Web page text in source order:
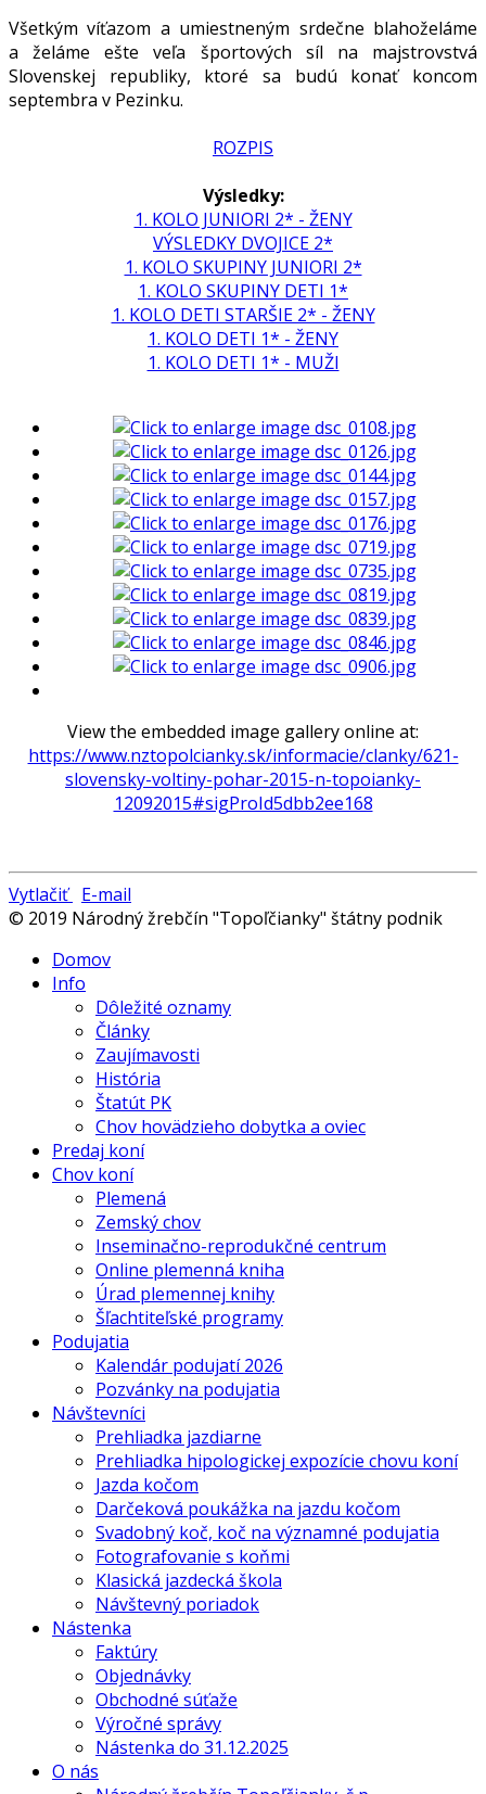
Všetkým víťazom a umiestneným srdečne blahoželáme
a želáme ešte veľa športových síl na majstrovstvá
Slovenskej republiky, ktoré sa budú konať koncom
septembra v Pezinku.
ROZPIS
Výsledky:
1. KOLO JUNIORI 2* - ŽENY
VÝSLEDKY DVOJICE 2*
1. KOLO SKUPINY JUNIORI 2*
1. KOLO SKUPINY DETI 1*
1. KOLO DETI STARŠIE 2* - ŽENY
1. KOLO DETI 1* - ŽENY
1. KOLO DETI 1* - MUŽI
View the embedded image gallery online at:
https://www.nztopolcianky.sk/informacie/clanky/621-
slovensky-voltiny-pohar-2015-n-topoianky-
12092015#sigProId5dbb2ee168
Vytlačiť E-mail
© 2019 Národný žrebčín "Topoľčianky" štátny podnik
Domov
Info
Dôležité oznamy
Články
Zaujímavosti
História
Štatút PK
Chov hovädzieho dobytka a oviec
Predaj koní
Chov koní
Plemená
Zemský chov
Inseminačno-reprodukčné centrum
Online plemenná kniha
Úrad plemennej knihy
Šľachtiteľské programy
Podujatia
Kalendár podujatí 2026
Pozvánky na podujatia
Návštevníci
Prehliadka jazdiarne
Prehliadka hipologickej expozície chovu koní
Jazda kočom
Darčeková poukážka na jazdu kočom
Svadobný koč, koč na významné podujatia
Fotografovanie s koňmi
Klasická jazdecká škola
Návštevný poriadok
Nástenka
Faktúry
Objednávky
Obchodné súťaže
Výročné správy
Nástenka do 31.12.2025
O nás